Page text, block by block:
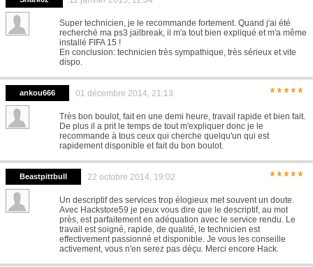
Super technicien, je le recommande fortement. Quand j'ai été
recherché ma ps3 jailbreak, il m'a tout bien expliqué et m'a même
installé FIFA 15 !
En conclusion: technicien très sympathique, très sérieux et vite
dispo.
ankou666 01 décembre 2014, 21:13 *****
Très bon boulot, fait en une demi heure, travail rapide et bien fait.
De plus il a prit le temps de tout m'expliquer donc je le
recommande à tous ceux qui cherche quelqu'un qui est
rapidement disponible et fait du bon boulot.
Beastpittbull 22 octobre 2014, 19:02 *****
Un descriptif des services trop élogieux met souvent un doute.
Avec Hackstore59 je peux vous dire que le descriptif, au mot
près, est parfaitement en adéquation avec le service rendu. Le
travail est soigné, rapide, de qualité, le technicien est
effectivement passionné et disponible. Je vous les conseille
activement, vous n'en serez pas déçu. Merci encore Hack.